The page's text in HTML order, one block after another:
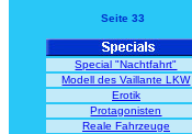
Seite 33
Special "Nachtfahrt"
Modell des Vaillante LKW
Erotik
Protagonisten
Reale Fahrzeuge